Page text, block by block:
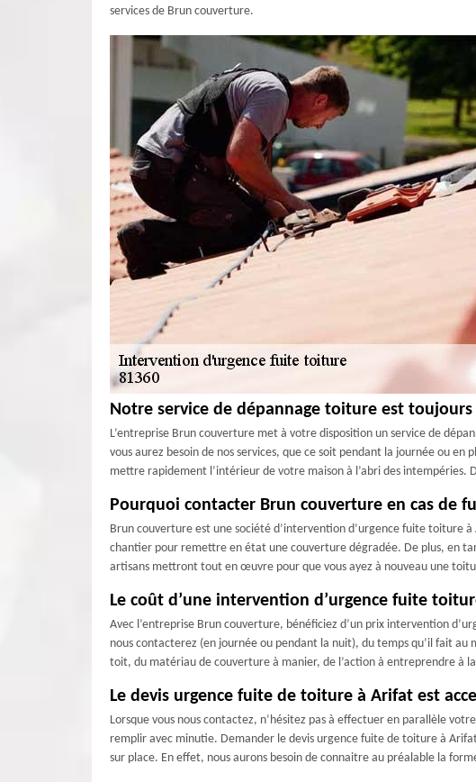
services de Brun couverture.
Notre service de dépannage toiture est
L’entreprise Brun couverture met à votre disposition un service de
vous aurez besoin de nos services, que ce soit pendant la journée ou
mettre rapidement l’intérieur de votre maison à l’abri des
Pourquoi contacter Brun couverture en cas de
Brun couverture est une société d’intervention d’urgence fuite toiture
chantier pour remettre en état une couverture dégradée. De plus, en
artisans mettront tout en œuvre pour que vous ayez à nouveau une
Le coût d’une intervention d’urgence fuite
Avec l’entreprise Brun couverture, bénéficiez d’un prix intervention
nous contacterez (en journée ou pendant la nuit), du temps qu’il fait
toit, du matériau de couverture à manier, de l’action à entreprendre à
Le devis urgence fuite de toiture à Arifat est
Lorsque vous nous contactez, n’hésitez pas à effectuer en parallèle
remplir avec minutie. Demander le devis urgence fuite de toiture à
sur place. En effet, nous aurons besoin de connaitre au préalable la